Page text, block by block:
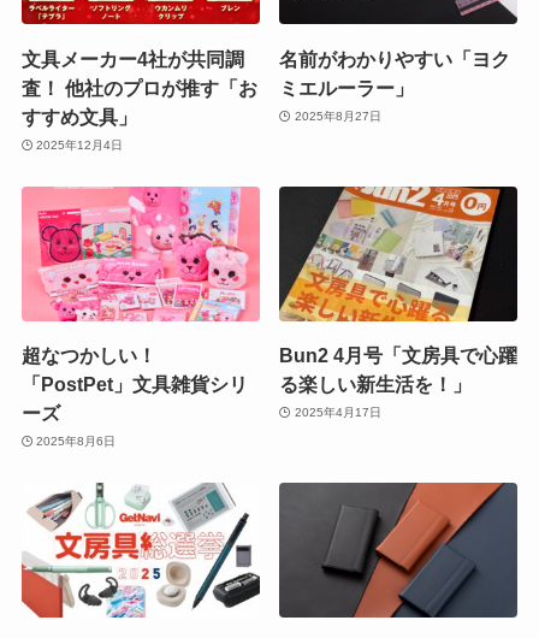
文具メーカー4社が共同調
査！ 他社のプロが推す「お
すすめ文具」
2025年12月4日
名前がわかりやすい「ヨク
ミエルーラー」
2025年8月27日
超なつかしい！
「PostPet」文具雑貨シリ
ーズ
2025年8月6日
Bun2 4月号「文房具で心躍
る楽しい新生活を！」
2025年4月17日